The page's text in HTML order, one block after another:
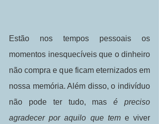
Estão nos tempos pessoais os
momentos inesquecíveis que o dinheiro
não compra e que ficam eternizados em
nossa memória. Além disso, o indivíduo
não pode ter tudo, mas é preciso
agradecer por aquilo que tem e viver